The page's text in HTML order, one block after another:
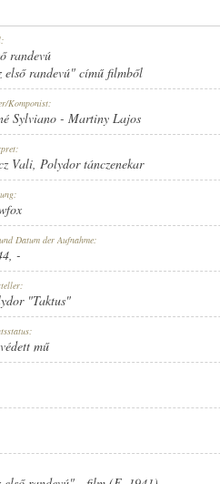
randevú
első randevú" című filmből
Komponist:
Sylviano - Martiny Lajos
Vali, Polydor tánczenekar
Datum der Aufnahme:
, -
"Taktus"
mű